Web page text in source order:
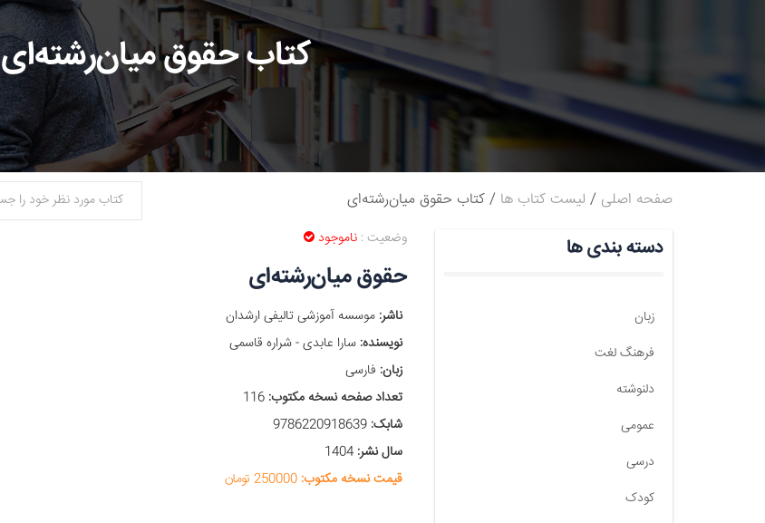
avet mirakyan_fxet avet mirakyan_fxet گرامی : درخواست استخدام شما با موفقیت انجام شد ساعت ۱۶:۴۴:۵۳ تاریخ ۱۴۰۵/۵/۱۶
Lychshie karnizi_sbma Lychshie karnizi_sbma گرامی : درخواست استخدام شما با موفقیت انجام شد ساعت ۸:۵۸:۱۱ تاریخ ۱۴۰۵/۵/۱۷
Narkolog na dom_kipt Narkolog na dom_kipt گرامی : درخواست استخدام شما با موفقیت انجام شد ساعت ۸:۱۴:۱۲ تاریخ ۱۴۰۵/۵/۱۷
Narkolog na dom_idSi Narkolog na dom_idSi گرامی : درخواست استخدام شما با موفقیت انجام شد ساعت ۴:۵:۴۹ تاریخ ۱۴۰۵/۵/۱۷
کتاب حقوق میان‌رشته‌ای
صفحه اصلی لیست کتاب ها کتاب حقوق میان‌رشته‌ای
وضعیت : ناموجود
حقوق میان‌رشته‌ای
ناشر: موسسه آموزشی تالیفی ارشدان
نویسنده: سارا عابدی - شراره قاسمی
زبان: فارسی
تعداد صفحه نسخه مکتوب:
شابک:
سال نشر:1404
قیمت نسخه مکتوب:
دسته بندی ها
زبان
فرهنگ لغت
دلنوشته
عمومی
درسی
کودک